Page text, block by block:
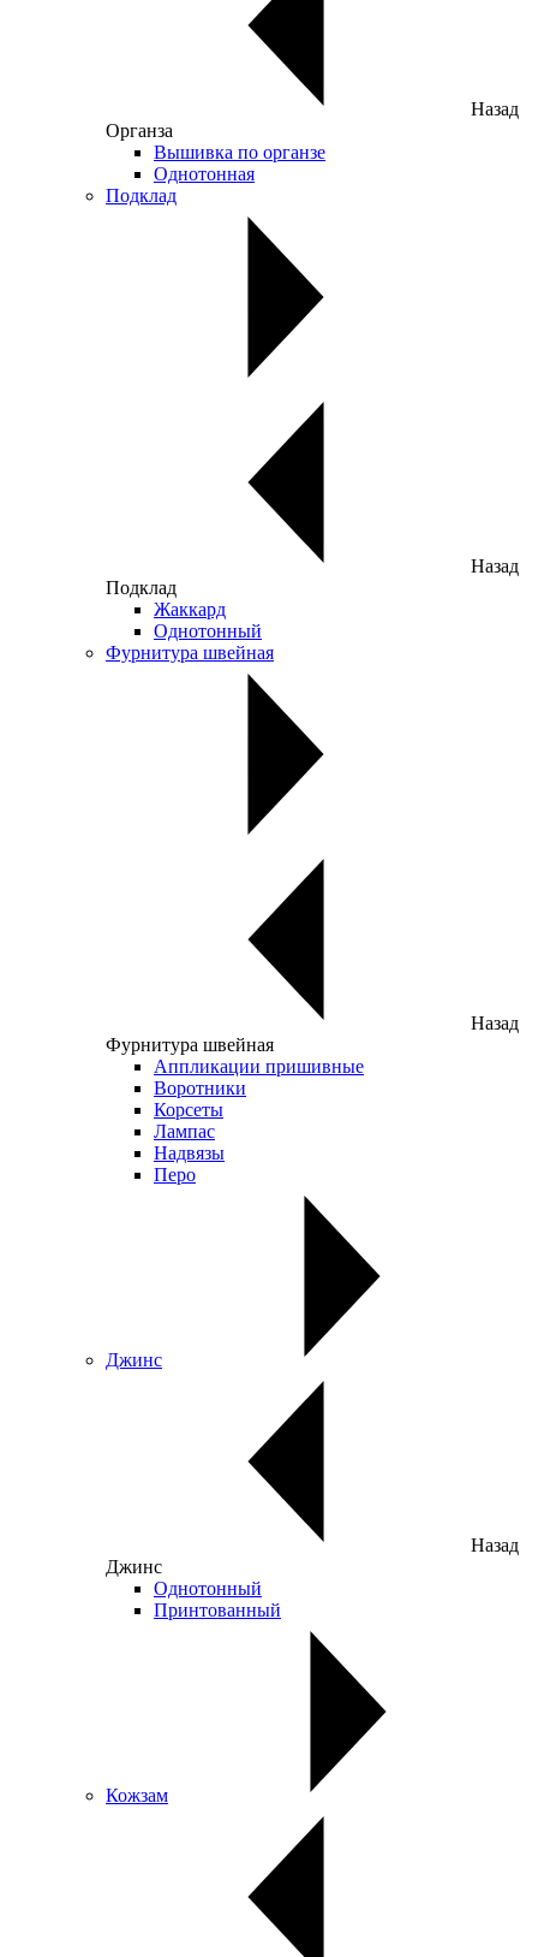
Назад
Органза
Вышивка по органзе
Однотонная
Подклад
Назад
Подклад
Жаккард
Однотонный
Фурнитура швейная
Назад
Фурнитура швейная
Аппликации пришивные
Воротники
Корсеты
Лампас
Надвязы
Перо
Джинс
Назад
Джинс
Однотонный
Принтованный
Кожзам